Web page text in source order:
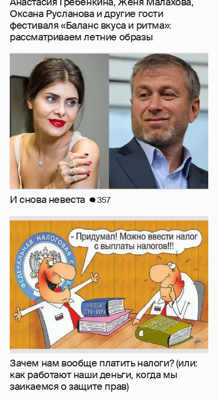
И снова невеста 357
Зачем нам вообще платить налоги? (или:
как работают наши деньги, когда мы
заикаемся о защите прав)